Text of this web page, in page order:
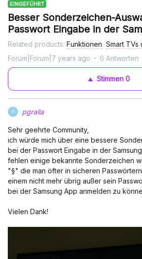
EINGEFÜHRT
Besser Sonderzeichen-
Passwort Eingabe in der
Related products: Funktionen Smart TVs
Forum|Forum|7 years ago
6 Antworten
Stimmen 0
P pgralla
Sehr geehrte Community,
ich würde mich über eine bessere
bei der Passwort Eingabe in der
fehlen einige bekannte Sonderzeichen
"§" die man öfter in sicheren
einem nicht mehr übrig außer sein
bei der Samsung App anmelden zu
Vielen Dank!